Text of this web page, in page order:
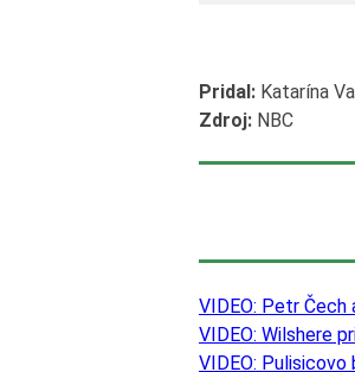
Pridal: Katarína
Zdroj: NBC
VIDEO: Petr Čech
VIDEO: Wilshere
VIDEO: